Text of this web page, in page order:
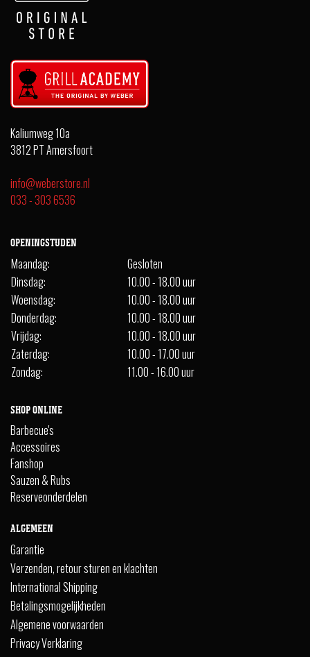
Kaliumweg 10a
3812 PT Amersfoort
info@weberstore.nl
033 - 303 6536
OPENINGSTIJDEN
Maandag:
Gesloten
Dinsdag:
10.00 - 18.00 uur
Woensdag:
10.00 - 18.00 uur
Donderdag:
10.00 - 18.00 uur
Vrijdag:
10.00 - 18.00 uur
Zaterdag:
10.00 - 17.00 uur
Zondag:
11.00 - 16.00 uur
SHOP ONLINE
Barbecue's
Accessoires
Fanshop
Sauzen & Rubs
Reserveonderdelen
ALGEMEEN
Garantie
Verzenden, retour sturen en klachten
International Shipping
Betalingsmogelijkheden
Algemene voorwaarden
Privacy Verklaring